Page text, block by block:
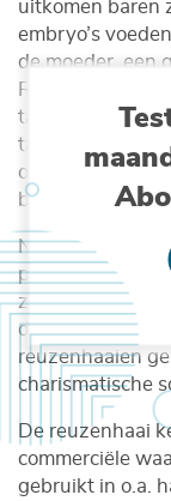
uitkomen baren
embryo’s
de moeder, een
Reuzenhaaien
tanden hebben,
tandjes in het
ogenschijnlijk
bij het
Na een lange
paar grote
zelfstandig. Ze
oud worden.
reuzenhaaien
charismatische
De reuzenhaai
commerciële
gebruikt in o.a.